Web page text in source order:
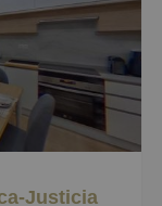
Justicia